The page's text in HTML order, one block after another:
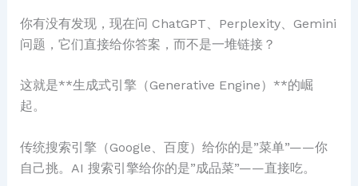
你有没有发现，现在问 ChatGPT、Perplexity、Gemini
问题，它们直接给你答案，而不是一堆链接？
这就是**生成式引擎（Generative Engine）**的崛
起。
传统搜索引擎（Google、百度）给你的是”菜单”——你
自己挑。AI 搜索引擎给你的是”成品菜”——直接吃。